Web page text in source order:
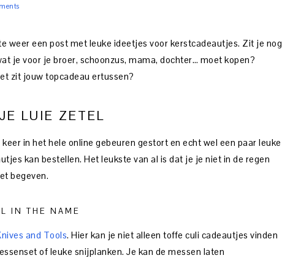
weer een post met leuke ideetjes voor kerstcadeautjes. Zit je nog
je voor je broer, schoonzus, mama, dochter… moet kopen?
zit jouw topcadeau ertussen?
LUIE ZETEL
in het hele online gebeuren gestort en echt wel een paar leuke
kan bestellen. Het leukste van al is dat je je niet in de regen
begeven.
IN THE NAME
and Tools. Hier kan je niet alleen toffe culi cadeautjes vinden
of leuke snijplanken. Je kan de messen laten